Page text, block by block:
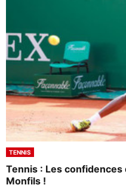
TENNIS
Tennis : Les confidences
Monfils !